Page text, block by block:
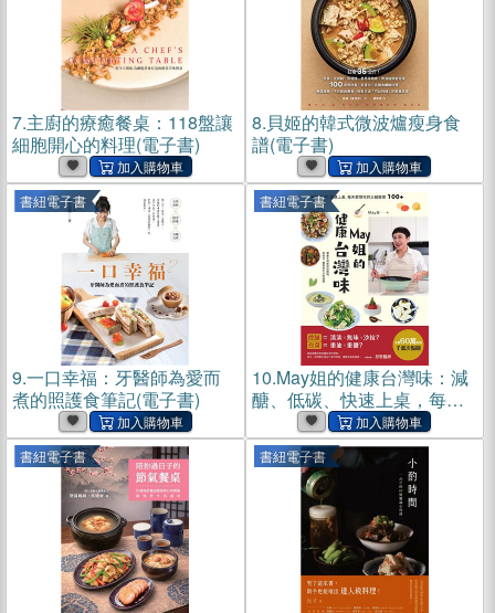
7.主廚的療癒餐桌：118盤讓
細胞開心的料理(電子書)
8.貝姬的韓式微波爐瘦身食
譜(電子書)
書紐電子書
9.一口幸福：牙醫師為愛而
煮的照護食筆記(電子書)
書紐電子書
10.May姐的健康台灣味：減
醣、低碳、快速上桌，每天
都想吃的三餐提案 100+(電
子書)
書紐電子書 書紐電子書